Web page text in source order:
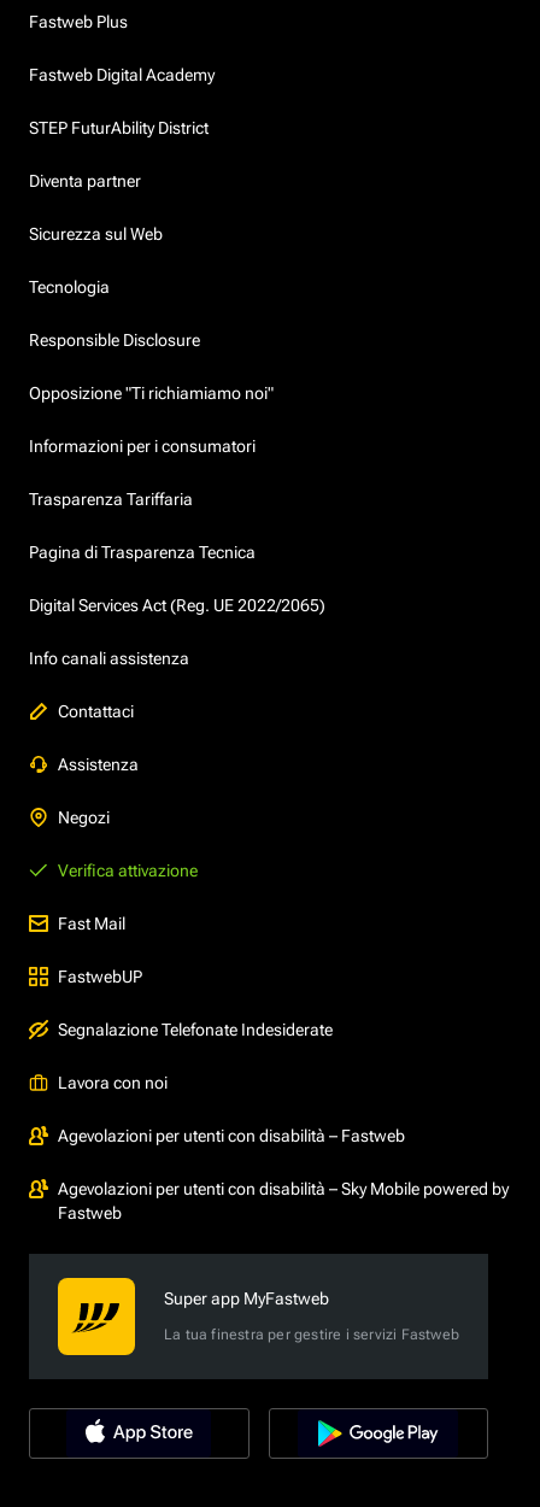
Fastweb Plus
Fastweb Digital Academy
STEP FuturAbility District
Diventa partner
Sicurezza sul Web
Tecnologia
Responsible Disclosure
Opposizione "Ti richiamiamo noi"
Informazioni per i consumatori
Trasparenza Tariffaria
Pagina di Trasparenza Tecnica
Digital Services Act (Reg. UE 2022/2065)
Info canali assistenza
Contattaci
Assistenza
Negozi
Verifica attivazione
Fast Mail
FastwebUP
Segnalazione Telefonate Indesiderate
Lavora con noi
Agevolazioni per utenti con disabilità – Fastweb
Agevolazioni per utenti con disabilità – Sky Mobile powered by
Fastweb
Super app MyFastweb
La tua finestra per gestire i servizi Fastweb